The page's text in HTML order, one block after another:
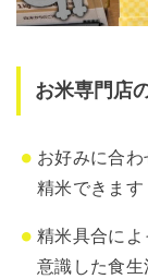
お米専門店
お好みに合
精米できます
精米具合に
意識した食生